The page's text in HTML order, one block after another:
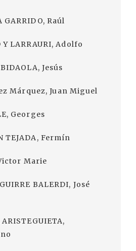
GARRIDO, Raúl
Y LARRAURI, Adolfo
Jesús
Márquez, Juan Miguel
Georges
TEJADA, Fermín
Marie
BALERDI, José